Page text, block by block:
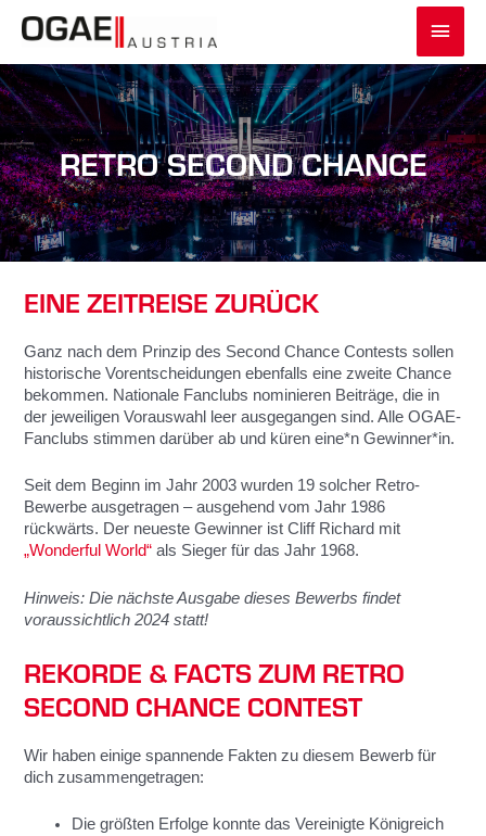
Inhalt
RETRO SECOND CHANCE
EINE ZEITREISE ZURÜCK
Ganz nach dem Prinzip des Second Chance Contests sollen
historische Vorentscheidungen ebenfalls eine zweite Chance
bekommen. Nationale Fanclubs nominieren Beiträge, die in
der jeweiligen Vorauswahl leer ausgegangen sind. Alle OGAE-
Fanclubs stimmen darüber ab und küren eine*n Gewinner*in.
Seit dem Beginn im Jahr 2003 wurden 19 solcher Retro-
Bewerbe ausgetragen – ausgehend vom Jahr 1986
rückwärts. Der neueste Gewinner ist Cliff Richard mit
„Wonderful World“ als Sieger für das Jahr 1968.
Hinweis: Die nächste Ausgabe dieses Bewerbs findet
voraussichtlich 2024 statt!
REKORDE & FACTS ZUM RETRO
SECOND CHANCE CONTEST
Wir haben einige spannende Fakten zu diesem Bewerb für
dich zusammengetragen:
Die größten Erfolge konnte das Vereinigte Königreich